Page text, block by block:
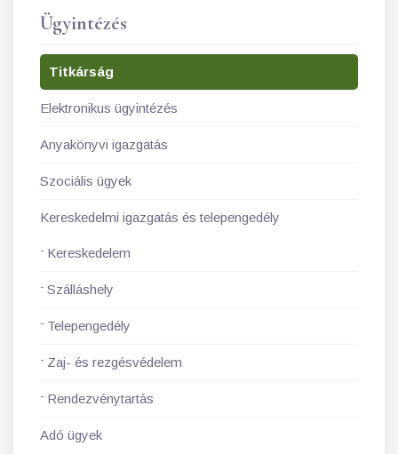
Ügyintézés
Titkárság
Elektronikus ügyintézés
Anyakönyvi igazgatás
Szociális ügyek
Kereskedelmi igazgatás és telepengedély
Kereskedelem
Szálláshely
Telepengedély
Zaj- és rezgésvédelem
Rendezvénytartás
Adó ügyek